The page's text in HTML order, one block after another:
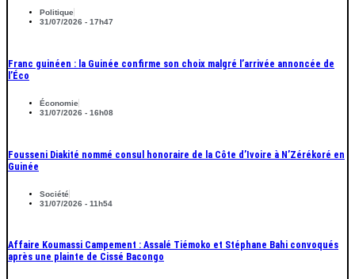
Politique
31/07/2026 - 17h47
Franc guinéen : la Guinée confirme son choix malgré l’arrivée annoncée de
l’Éco
Économie
31/07/2026 - 16h08
Fousseni Diakité nommé consul honoraire de la Côte d’Ivoire à N’Zérékoré en
Guinée
Société
31/07/2026 - 11h54
Affaire Koumassi Campement : Assalé Tiémoko et Stéphane Bahi convoqués
après une plainte de Cissé Bacongo